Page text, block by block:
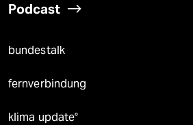
Podcast
bundestalk
fernverbindung
klima update°